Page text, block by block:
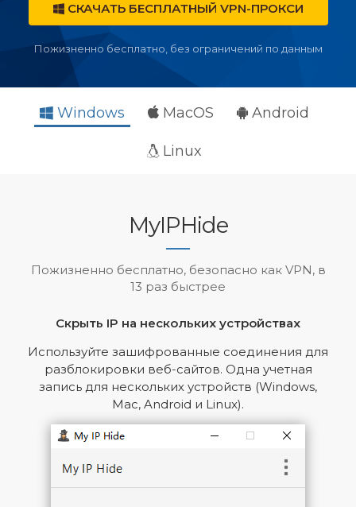
СКАЧАТЬ БЕСПЛАТНЫЙ VPN-ПРОКСИ
Пожизненно бесплатно, без ограничений по данным
Windows MacOS Android
Linux
MyIPHide
Пожизненно бесплатно, безопасно как VPN, в
13 раз быстрее
Скрыть IP на нескольких устройствах
Используйте зашифрованные соединения для
разблокировки веб-сайтов. Одна учетная
запись для нескольких устройств (Windows,
Mac, Android и Linux).